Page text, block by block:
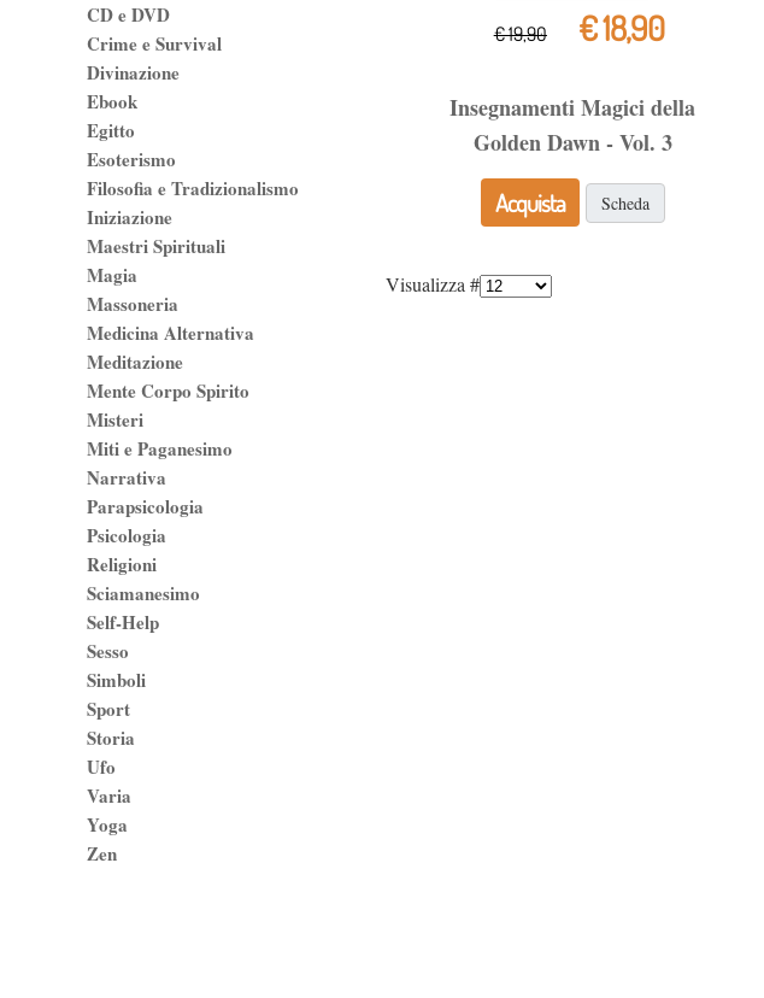
€ 19,90 € 18,90
Insegnamenti Magici della
Golden Dawn - Vol. 3
Acquista
Scheda
Visualizza #
CD e DVD
Crime e Survival
Divinazione
Ebook
Egitto
Esoterismo
Filosofia e Tradizionalismo
Iniziazione
Maestri Spirituali
Magia
Massoneria
Medicina Alternativa
Meditazione
Mente Corpo Spirito
Misteri
Miti e Paganesimo
Narrativa
Parapsicologia
Psicologia
Religioni
Sciamanesimo
Self-Help
Sesso
Simboli
Sport
Storia
Ufo
Varia
Yoga
Zen